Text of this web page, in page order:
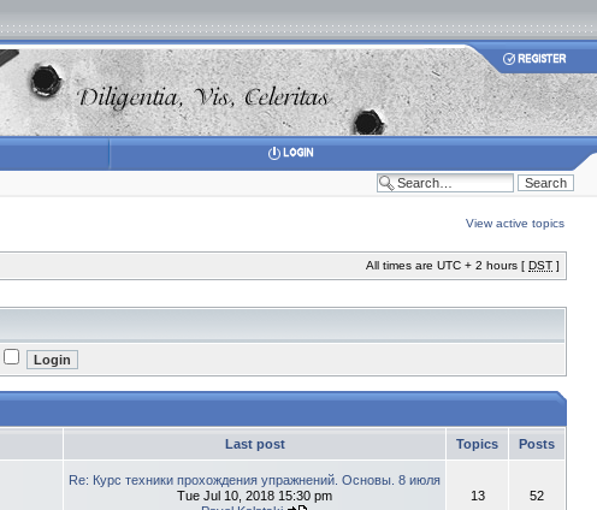
View active topics
All times are UTC + 2 hours [ DST ]
Last post Topics Posts
Re: Курс техники прохождения упражнений. Основы. 8 июля
Tue Jul 10, 2018 15:30 pm
13 52